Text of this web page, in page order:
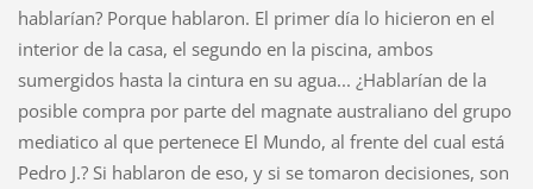
hablarían? Porque hablaron. El primer día lo hicieron en el
interior de la casa, el segundo en la piscina, ambos
sumergidos hasta la cintura en su agua... ¿Hablarían de la
posible compra por parte del magnate australiano del grupo
mediatico al que pertenece El Mundo, al frente del cual está
Pedro J.? Si hablaron de eso, y si se tomaron decisiones, son